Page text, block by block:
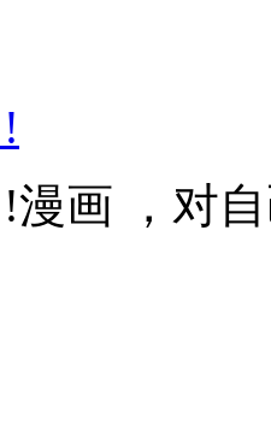
画 ，对